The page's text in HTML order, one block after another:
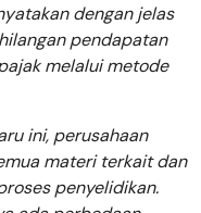
dengan jelas
pendapatan
melalui metode
ini, perusahaan
materi terkait dan
penyelidikan.